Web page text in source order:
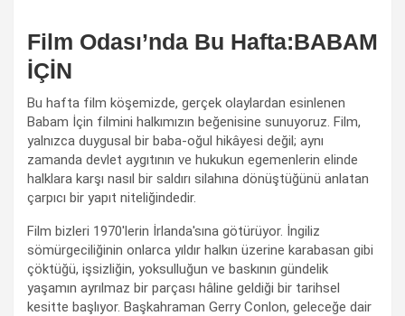
Film Odası’nda Bu Hafta:BABAM
İÇİN
Bu hafta film köşemizde, gerçek olaylardan esinlenen
Babam İçin filmini halkımızın beğenisine sunuyoruz. Film,
yalnızca duygusal bir baba-oğul hikâyesi değil; aynı
zamanda devlet aygıtının ve hukukun egemenlerin elinde
halklara karşı nasıl bir saldırı silahına dönüştüğünü anlatan
çarpıcı bir yapıt niteliğindedir.
Film bizleri 1970'lerin İrlanda'sına götürüyor. İngiliz
sömürgeciliğinin onlarca yıldır halkın üzerine karabasan gibi
çöktüğü, işsizliğin, yoksulluğun ve baskının gündelik
yaşamın ayrılmaz bir parçası hâline geldiği bir tarihsel
kesitte başlıyor. Başkahraman Gerry Conlon, geleceğe dair